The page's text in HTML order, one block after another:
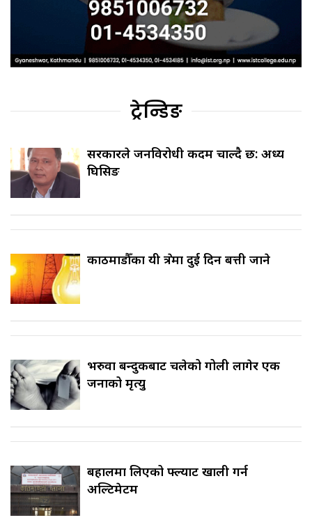
ट्रेन्डिङ
सरकारले जनविरोधी कदम चाल्दै छ: अध्यक्ष
घिसिङ
काठमाडौँका यी क्षेत्रमा दुई दिन बत्ती जाने
भरुवा बन्दुकबाट चलेको गोली लागेर एक
जनाको मृत्यु
बहालमा लिएको फ्ल्याट खाली गर्न
अल्टिमेटम